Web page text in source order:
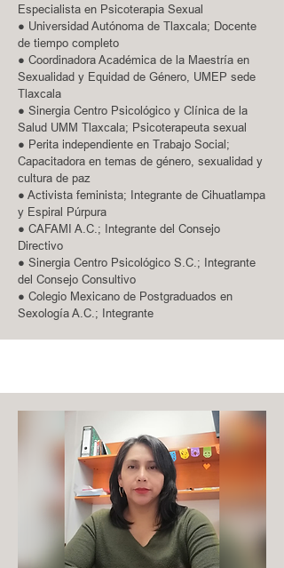
Especialista en Psicoterapia Sexual
● Universidad Autónoma de Tlaxcala; Docente
de tiempo completo
● Coordinadora Académica de la Maestría en
Sexualidad y Equidad de Género, UMEP sede
Tlaxcala
● Sinergia Centro Psicológico y Clínica de la
Salud UMM Tlaxcala; Psicoterapeuta sexual
● Perita independiente en Trabajo Social;
Capacitadora en temas de género, sexualidad y
cultura de paz
● Activista feminista; Integrante de Cihuatlampa
y Espiral Púrpura
● CAFAMI A.C.; Integrante del Consejo
Directivo
● Sinergia Centro Psicológico S.C.; Integrante
del Consejo Consultivo
● Colegio Mexicano de Postgraduados en
Sexología A.C.; Integrante